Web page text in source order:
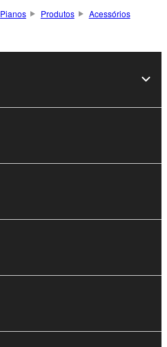
Pianos Produtos
Acessórios